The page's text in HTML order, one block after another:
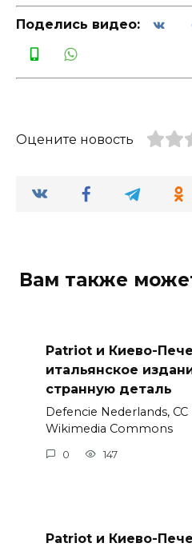
Поделись видео:
Оцените новость
Вам также
Patriot и Киево-
итальянское
странную деталь
Defencie Nederlands, CC
Wikimedia Commons
0 147
Patriot и Киево-